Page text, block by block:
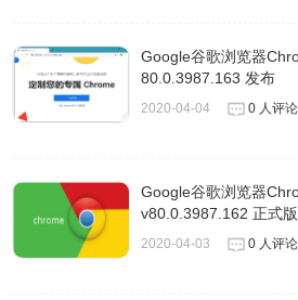
Google谷歌浏览器
80.0.3987.163 发布
2020-04-04 0 人评论
Google谷歌浏览器
v80.0.3987.162 正式
2020-04-03 0 人评论